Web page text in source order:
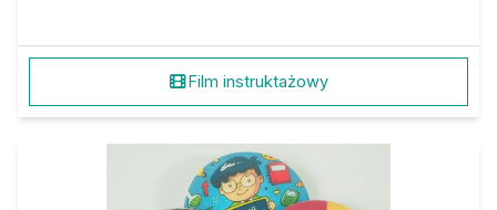
Film instruktażowy